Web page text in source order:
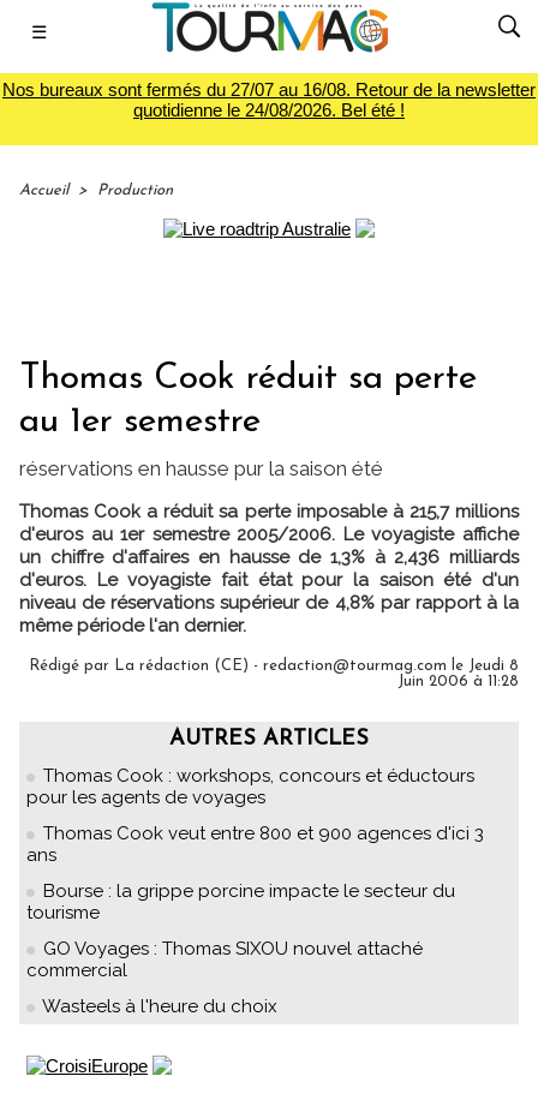
☰
Nos bureaux sont fermés du 27/07 au 16/08. Retour de la newsletter
quotidienne le 24/08/2026. Bel été !
Accueil > Production
Thomas Cook réduit sa perte
au 1er semestre
réservations en hausse pur la saison été
Thomas Cook a réduit sa perte imposable à 215,7 millions
d'euros au 1er semestre 2005/2006. Le voyagiste affiche
un chiffre d'affaires en hausse de 1,3% à 2,436 milliards
d'euros. Le voyagiste fait état pour la saison été d'un
niveau de réservations supérieur de 4,8% par rapport à la
même période l'an dernier.
Rédigé par La rédaction (CE) - redaction@tourmag.com le Jeudi 8
Juin 2006 à 11:28
AUTRES ARTICLES
Thomas Cook : workshops, concours et éductours
pour les agents de voyages
Thomas Cook veut entre 800 et 900 agences d'ici 3
ans
Bourse : la grippe porcine impacte le secteur du
tourisme
GO Voyages : Thomas SIXOU nouvel attaché
commercial
Wasteels à l'heure du choix